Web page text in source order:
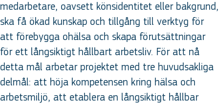
medarbetare, oavsett könsidentitet eller bakgrund,
ska få ökad kunskap och tillgång till verktyg för
att förebygga ohälsa och skapa förutsättningar
för ett långsiktigt hållbart arbetsliv. För att nå
detta mål arbetar projektet med tre huvudsakliga
delmål: att höja kompetensen kring hälsa och
arbetsmiljö, att etablera en långsiktigt hållbar